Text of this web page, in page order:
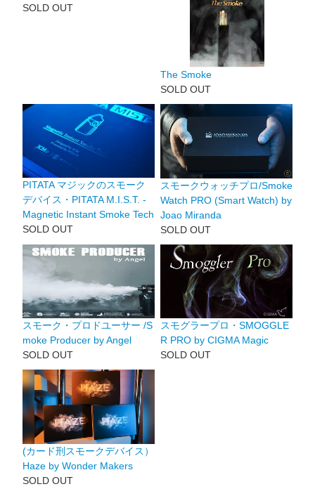
SOLD OUT
The Smoke
SOLD OUT
PITATA マジックのスモーク
デバイス・PITATA M.I.S.T. -
Magnetic Instant Smoke Tech
SOLD OUT
スモークウォッチプロ/Smoke
Watch PRO (Smart Watch) by
Joao Miranda
SOLD OUT
スモーク・プロドユーサー /S
moke Producer by Angel
SOLD OUT
スモグラープロ・SMOGGLE
R PRO by CIGMA Magic
SOLD OUT
(カード刑スモークデバイス）
Haze by Wonder Makers
SOLD OUT